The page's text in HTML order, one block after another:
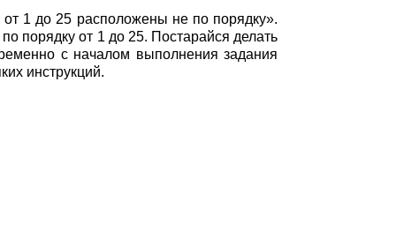
1 до 25 расположены не по порядку».
порядку от 1 до 25. Постарайся делать
с началом выполнения задания
инструкций.